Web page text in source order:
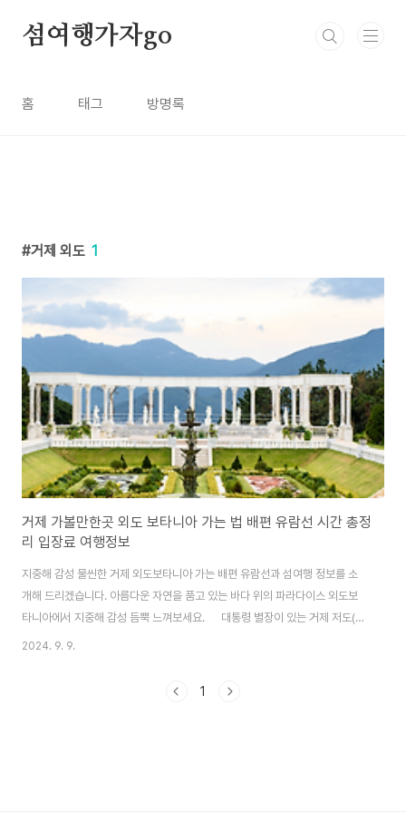
섬여행가자go
홈 태그 방명록
거제 외도 1
거제 가볼만한곳 외도 보타니아 가는 법 배편 유람선 시간 총정
리 입장료 여행정보
지중해 감성 물씬한 거제 외도보타니아 가는 배편 유람선과 섬여행 정보를 소
개해 드리겠습니다. 아름다운 자연을 품고 있는 바다 위의 파라다이스 외도보
타니아에서 지중해 감성 듬뿍 느껴보세요. 대통령 별장이 있는 거제 저도(딱
섬) 배편과 여행정보도 함께 알아보세요. 저도 배편 및 섬 여행정보 알아보
로 구매하셔야 합니다. 외도입장권은 유람선사 매표소에서 승선권 발권 시 함
2024. 9. 9.
1